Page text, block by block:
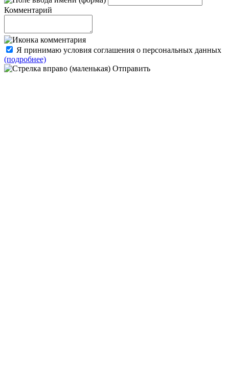
Комментарий
Я принимаю условия соглашения о персональных данных
(подробнее)
Отправить